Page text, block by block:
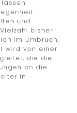
und
bisher
im Umbruch,
wird von einer
die die
an die
in